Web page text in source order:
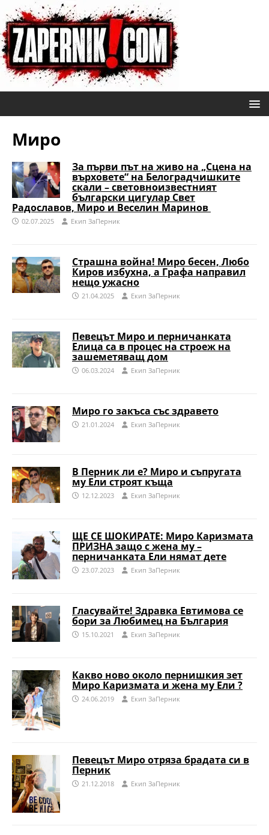
Миро
За първи път на живо на „Сцена на
върховете“ на Белоградчишките
скали – световноизвестният
български цигулар Свет
Радославов, Миро и Веселин Маринов
02.07.2025 Eкип ЗаПерник
Страшна война! Миро бесен, Любо
Киров избухна, а Графа направил
нещо ужасно
21.04.2025 Eкип ЗаПерник
Певецът Миро и перничанката
Елица са в процес на строеж на
зашеметяващ дом
06.03.2024 Eкип ЗаПерник
Миро го закъса със здравето
21.01.2024 Eкип ЗаПерник
В Перник ли е? Миро и съпругата
му Ели строят къща
12.12.2023 Eкип ЗаПерник
ЩЕ СЕ ШОКИРАТЕ: Миро Каризмата
ПРИЗНА защо с жена му –
перничанката Ели нямат дете
23.07.2023 Eкип ЗаПерник
Гласувайте! Здравка Евтимова се
бори за Любимец на България
15.10.2021 Eкип ЗаПерник
Какво ново около пернишкия зет
Миро Каризмата и жена му Ели ?
24.06.2019 Eкип ЗаПерник
Певецът Миро отряза брадата си в
Перник
21.12.2018 Eкип ЗаПерник